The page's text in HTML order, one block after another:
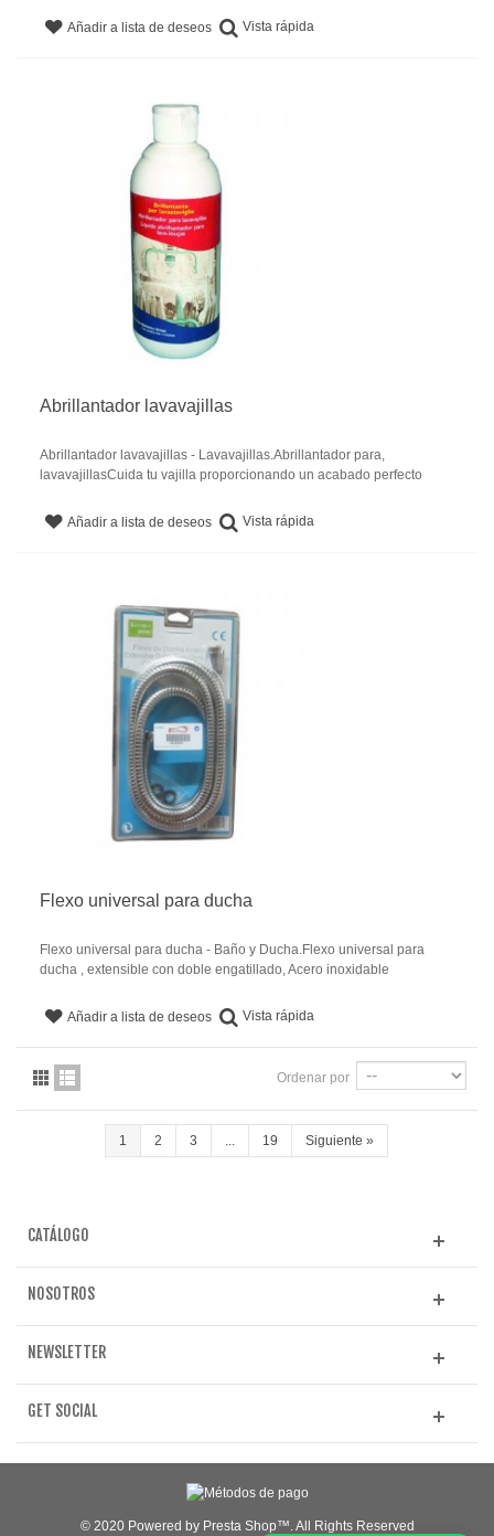
Añadir a lista de deseos Vista rápida
Abrillantador lavavajillas
Abrillantador lavavajillas - Lavavajillas.Abrillantador para,
lavavajillasCuida tu vajilla proporcionando un acabado perfecto
Añadir a lista de deseos Vista rápida
Flexo universal para ducha
Flexo universal para ducha - Baño y Ducha.Flexo universal para
ducha , extensible con doble engatillado, Acero inoxidable
Añadir a lista de deseos Vista rápida
Ordenar por
1 2 3 19 Siguiente »
CATÁLOGO
NOSOTROS
NEWSLETTER
GET SOCIAL
© 2020 Powered by Presta Shop™. All Rights Reserved